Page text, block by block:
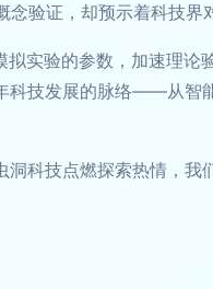
验证，却预示着科技界
实验的参数，加速理论
科技发展的脉络——从智
科技点燃探索热情，